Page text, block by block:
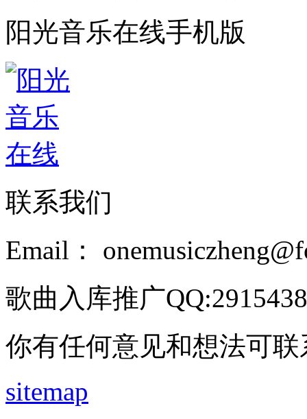
阳光音乐在线手机版
联系我们
Email：
歌曲入库推广
你有任何意见和想法可
sitemap